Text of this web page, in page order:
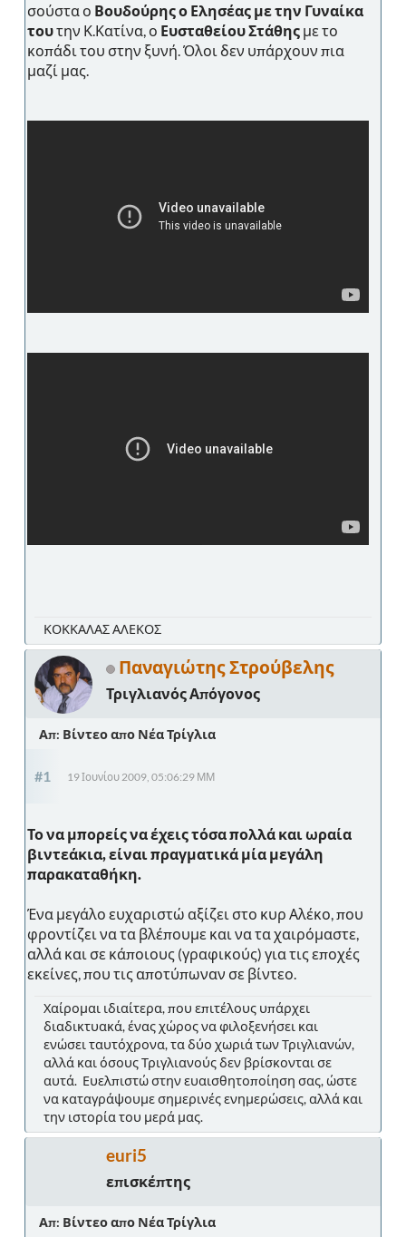
σούστα ο Βουδούρης ο Ελησέας με την Γυναίκα
τουτην Κ.Κατίνα, ο Ευσταθείου Στάθης με το
κοπάδι του στην ξυνή. Όλοι δεν υπάρχουν πια
μαζί μας.
ΚΟΚΚΑΛΑΣ ΑΛΕΚΟΣ
Παναγιώτης Στρούβελης
Τριγλιανός Απόγονος
Απ: Βίντεο απο Νέα Τρίγλια
#1 19 Ιουνίου 2009, 05:06:29 ΜΜ
Το να μπορείς να έχεις τόσα πολλά και ωραία
βιντεάκια, είναι πραγματικά μία μεγάλη
παρακαταθήκη.
Ένα μεγάλο ευχαριστώ αξίζει στο κυρ Αλέκο, που
φροντίζει να τα βλέπουμε και να τα χαιρόμαστε,
αλλά και σε κάποιους (γραφικούς) για τις εποχές
εκείνες, που τις αποτύπωναν σε βίντεο.
Χαίρομαι ιδιαίτερα, που επιτέλους υπάρχει
διαδικτυακά, ένας χώρος να φιλοξενήσει και
ενώσει ταυτόχρονα, τα δύο χωριά των Τριγλιανών,
αλλά και όσους Τριγλιανούς δεν βρίσκονται σε
αυτά. Ευελπιστώ στην ευαισθητοποίηση σας, ώστε
να καταγράψουμε σημερινές ενημερώσεις, αλλά και
την ιστορία του μερά μας.
euri5
επισκέπτης
Απ: Βίντεο απο Νέα Τρίγλια